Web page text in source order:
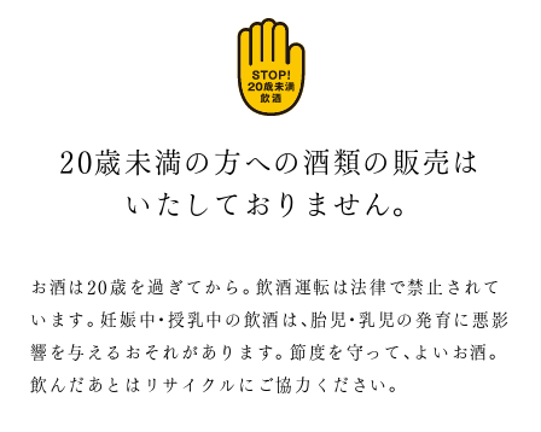
20歳未満の方への酒類の販売は
いたしておりません。
お酒は20歳を過ぎてから。飲酒運転は法律で禁止されて
います。 妊娠中・授乳中の飲酒は、胎児・乳児の発育に悪影
響を与えるおそれがあります。 節度を守って、よいお酒。
飲んだあとはリサイクルにご協力ください。